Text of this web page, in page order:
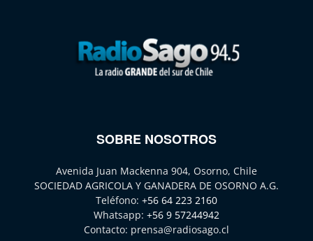
SOBRE NOSOTROS
Avenida Juan Mackenna 904, Osorno, Chile
SOCIEDAD AGRICOLA Y GANADERA DE OSORNO A.G.
Teléfono: +56 64 223 2160
Whatsapp: +56 9 57244942
Contacto: prensa@radiosago.cl